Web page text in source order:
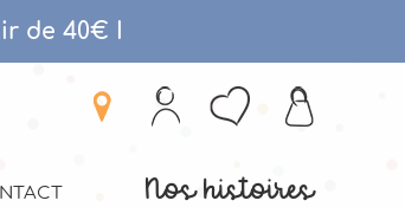
de 40€
Nos histoires